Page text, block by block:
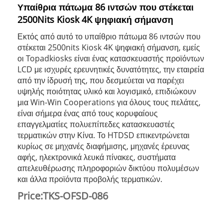
Υπαίθρια πάτωμα 86 ιντσών που στέκεται
2500Nits Kiosk 4K ψηφιακή σήμανση
Εκτός από αυτό το υπαίθριο πάτωμα 86 ιντσών που
στέκεται 2500nits Kiosk 4K ψηφιακή σήμανση, εμείς
οι Topadkiosks είναι ένας κατασκευαστής προϊόντων
LCD με ισχυρές ερευνητικές δυνατότητες, την εταιρεία
από την ίδρυσή της, που δεσμεύεται να παρέχει
υψηλής ποιότητας υλικό και λογισμικό, επιδιώκουν
μια Win-Win Cooperations για όλους τους πελάτες,
είναι σήμερα ένας από τους κορυφαίους
επαγγελματίες πολυεπίπεδες κατασκευαστές
τερματικών στην Κίνα. Το HTDSD επικεντρώνεται
κυρίως σε μηχανές διαφήμισης, μηχανές έρευνας
αφής, ηλεκτρονικά λευκά πίνακες, συστήματα
απελευθέρωσης πληροφοριών δικτύου πολυμέσων
και άλλα προϊόντα προβολής τερματικών.
Price:TKS-OFSD-086